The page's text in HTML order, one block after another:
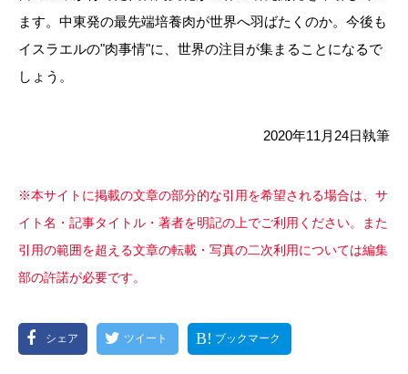
ます。中東発の最先端培養肉が世界へ羽ばたくのか。今後も
イスラエルの"肉事情"に、世界の注目が集まることになるで
しょう。
2020年11 月 24日執筆
※本サイトに掲載の文章の部分的な引用を希望される場合は、サ
イト名・記事タイトル・著者を明記の上でご利用ください。また
引用の範囲を超える文章の転載・写真の二次利用については編集
部の許諾が必要です。
シェア ツイート ブックマーク